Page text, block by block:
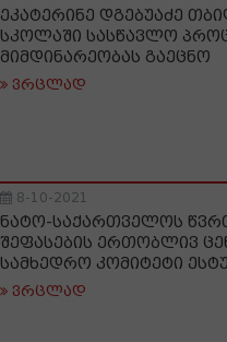
ეკატერინე დგებუაძე
სკოლაში სასწავლო
მიმდინარეობას გაეცნო
ვრცლად
8-10-2021
ნატო-საქართველოს
შეფასების ერთობლივ
სამხედრო კომიტეტი
ვრცლად